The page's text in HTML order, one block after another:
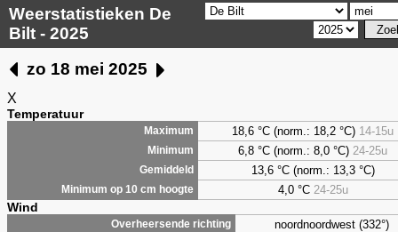
Weerstatistieken De
Bilt - 2025
zo 18 mei 2025
X
Temperatuur
Maximum 18,6 °C (norm.: 18,2 °C) 14-15u
Minimum 6,8 °C (norm.: 8,0 °C) 24-25u
Gemiddeld 13,6 °C (norm.: 13,3 °C)
Minimum op 10 cm hoogte 4,0°C 24-25u
Wind
Overheersende richting noordnoordwest (332°)